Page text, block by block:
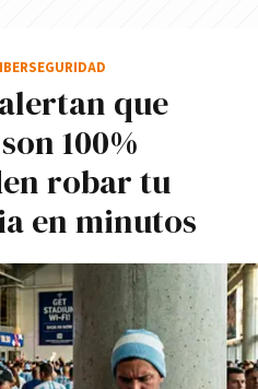
que
100%
robar tu
en minutos